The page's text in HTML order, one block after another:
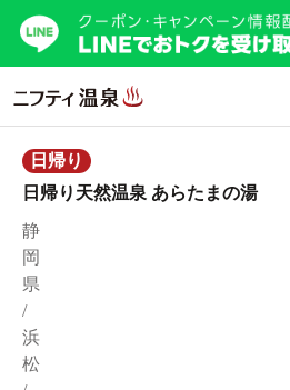
日帰り
日帰り天然温泉 あらたまの湯
静
岡
県
/
浜
松